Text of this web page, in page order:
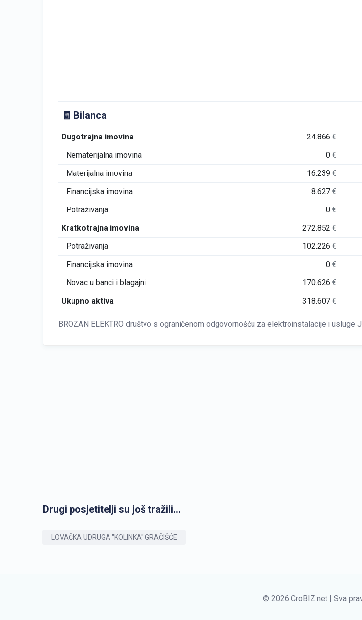
🧾 Bilanca
Dugotrajna imovina 24.866€
Nematerijalna imovina
0€
Materijalna imovina
16.239€
Financijska imovina
8.627€
Potraživanja
0€
Kratkotrajna imovina
272.852€
Potraživanja
102.226€
Financijska imovina
0€
Novac u banci i blagajni
170.626€
Ukupno aktiva
318.607€
BROZAN ELEKTRO društvo s ograničenom odgovornošću za elektroinstalacije i usluge
Drugi posjetitelji su još tražili...
LOVAČKA UDRUGA "KOLINKA" GRAČIŠĆE
© 2026 CroBIZ.net | Sva